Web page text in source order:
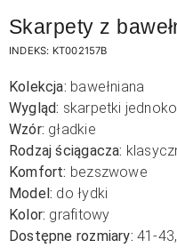
Skarpety z
INDEKS: KT002157B
Kolekcja: bawełniana
Wygląd: skarpetki
Wzór: gładkie
Rodzaj ściągacza:
Komfort: bezszwowe
Model: do łydki
Kolor: grafitowy
Dostępne rozmiary: 41-